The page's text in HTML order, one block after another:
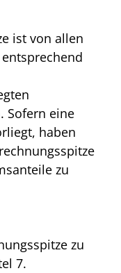
ist von allen
Sofern eine
haben
zu
zu
7.